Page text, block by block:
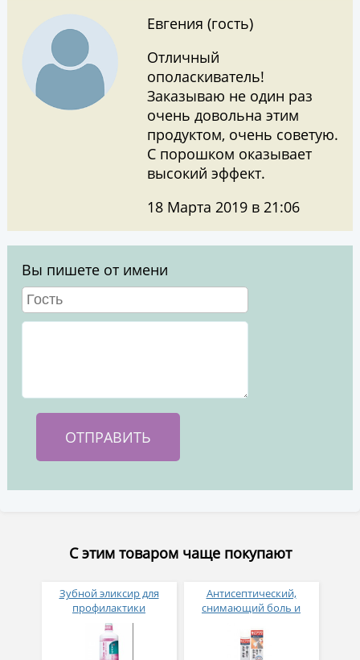
Евгения (гость)
Отличный
ополаскиватель!
Заказываю не один раз
очень довольна этим
продуктом, очень советую.
С порошком оказывает
высокий эффект.
18 Марта 2019 в 21:06
Вы пишете от имени
С этим товаром чаще покупают
Зубной эликсир для
профилактики
заболеваний десен
"Dentor Systema" (без
спирта) 450 мл
Антисептический,
снимающий боль и
спрей для царапин и ран